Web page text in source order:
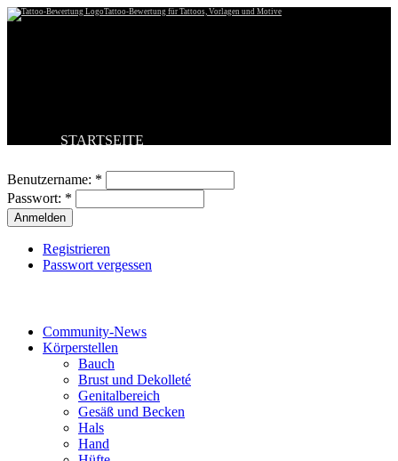
Tattoo-Bewertung für Tattoos, Vorlagen und Motive
STARTSEITE
BESTE TATTOOS
NEUESTE TATTOOS
KOMMENTARE
FORUM
Benutzername: *
Passwort: *
Registrieren
Passwort vergessen
Community-News
Körperstellen
Bauch
Brust und Dekolleté
Genitalbereich
Gesäß und Becken
Hals
Hand